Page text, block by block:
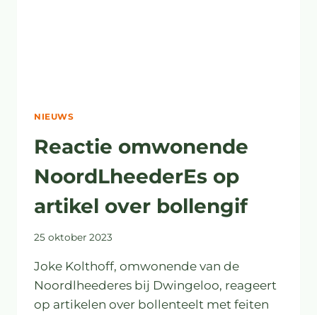
NIEUWS
Reactie omwonende
NoordLheederEs op
artikel over bollengif
25 oktober 2023
Joke Kolthoff, omwonende van de
Noordlheederes bij Dwingeloo, reageert
op artikelen over bollenteelt met feiten